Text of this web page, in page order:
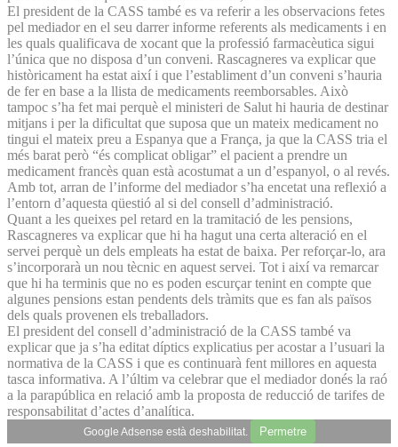
El president de la CASS també es va referir a les observacions fetes
pel mediador en el seu darrer informe referents als medicaments i en
les quals qualificava de xocant que la professió farmacèutica sigui
l’única que no disposa d’un conveni. Rascagneres va explicar que
històricament ha estat així i que l’establiment d’un conveni s’hauria
de fer en base a la llista de medicaments reemborsables. Això
tampoc s’ha fet mai perquè el ministeri de Salut hi hauria de destinar
mitjans i per la dificultat que suposa que un mateix medicament no
tingui el mateix preu a Espanya que a França, ja que la CASS tria el
més barat però “és complicat obligar” el pacient a prendre un
medicament francès quan està acostumat a un d’espanyol, o al revés.
Amb tot, arran de l’informe del mediador s’ha encetat una reflexió a
l’entorn d’aquesta qüestió al si del consell d’administració.
Quant a les queixes pel retard en la tramitació de les pensions,
Rascagneres va explicar que hi ha hagut una certa alteració en el
servei perquè un dels empleats ha estat de baixa. Per reforçar-lo, ara
s’incorporarà un nou tècnic en aquest servei. Tot i així va remarcar
que hi ha terminis que no es poden escurçar tenint en compte que
algunes pensions estan pendents dels tràmits que es fan als països
dels quals provenen els treballadors.
El president del consell d’administració de la CASS també va
explicar que ja s’ha editat díptics explicatius per acostar a l’usuari la
normativa de la CASS i que es continuarà fent millores en aquesta
tasca informativa. A l’últim va celebrar que el mediador donés la raó
a la parapública en relació amb la proposta de reducció de tarifes de
responsabilitat d’actes d’analítica.
Google Adsense està deshabilitat. Permetre